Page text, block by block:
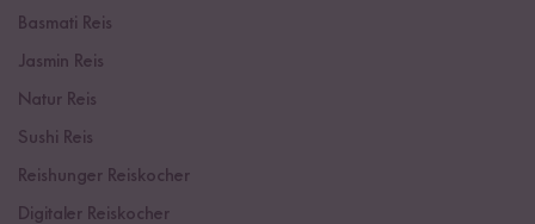
Basmati Reis
Jasmin Reis
Natur Reis
Sushi Reis
Reishunger Reiskocher
Digitaler Reiskocher